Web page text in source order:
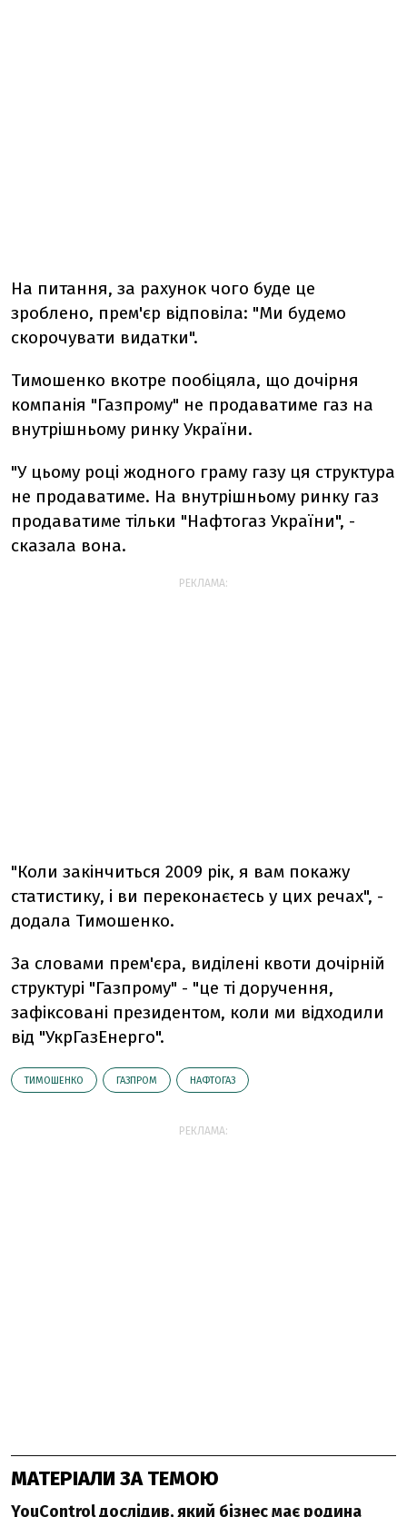
На питання, за рахунок чого буде це
зроблено, прем'єр відповіла: "Ми будемо
скорочувати видатки".
Тимошенко вкотре пообіцяла, що дочірня
компанія "Газпрому" не продаватиме газ на
внутрішньому ринку України.
"У цьому році жодного граму газу ця структура
не продаватиме. На внутрішньому ринку газ
продаватиме тільки "Нафтогаз України", -
сказала вона.
РЕКЛАМА:
"Коли закінчиться 2009 рік, я вам покажу
статистику, і ви переконаєтесь у цих речах", -
додала Тимошенко.
За словами прем'єра, виділені квоти дочірній
структурі "Газпрому" - "це ті доручення,
зафіксовані президентом, коли ми відходили
від "УкрГазЕнерго".
ТИМОШЕНКО ГАЗПРОМ НАФТОГАЗ
РЕКЛАМА:
МАТЕРІАЛИ ЗА ТЕМОЮ
YouControl дослідив, який бізнес має родина